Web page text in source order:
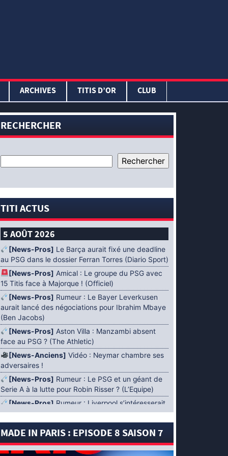
ARCHIVES TITIS D’OR CLUB
RECHERCHER
TITI ACTUS
5 AOÛT 2026
[News-Pros] Le Barça aurait fixé une deadline
au PSG dans le dossier Ferran Torres (Diario Sport)
[News-Pros] Amical : Le groupe du PSG avec
15 Titis face à Majorque ! (Officiel)
[News-Pros] Rumeur : Le Bayer Leverkusen
aurait lancé des négociations pour Ibrahim Mbaye
(Ben Jacobs)
[News-Pros] Aston Villa : Manzambi absent
face au PSG ? (The Athletic)
[News-Anciens] Vidéo : Neymar chambre ses
adversaires !
[News-Pros] Rumeur : Le PSG et un géant de
Serie A à la lutte pour Robin Risser ? (L’Equipe)
[News-Pros] Rumeur : Liverpool s’intéresserait
à Ibrahim Mbaye en plus de Bradley Barcola
(Fabrizio Romano)
[News-Pros]Rumeur : Accord contractuel
trouvé entre le PSG et Mika Godts (Fabrizio
MADE IN PARIS : EPISODE 8 SAISON 7